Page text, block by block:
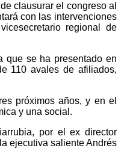
clausurar el congreso al
con las intervenciones
regional de
que se ha presentado en
110 avales de afiliados,
próximos años, y en el
y una social.
por el ex director
ejecutiva saliente Andrés